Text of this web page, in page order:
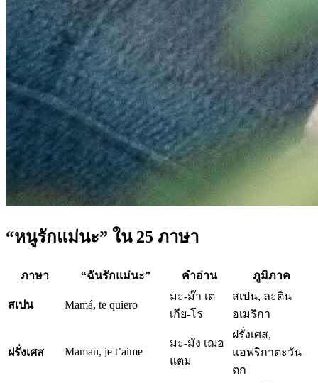
“หนูรักแม่นะ” ใน 25 ภาษา
ภาษา “ฉันรักแม่นะ” คำอ่าน ภูมิภาค
สเปน Mamá, te quiero
มะ-ม๊า เต
เกีย-โร
สเปน, ละติน
อเมริกา
ฝรั่งเศส Maman, je t’aime
มะ-มัง เฌอ
แตม
ฝรั่งเศส,
แอฟริกาตะวัน
ตก